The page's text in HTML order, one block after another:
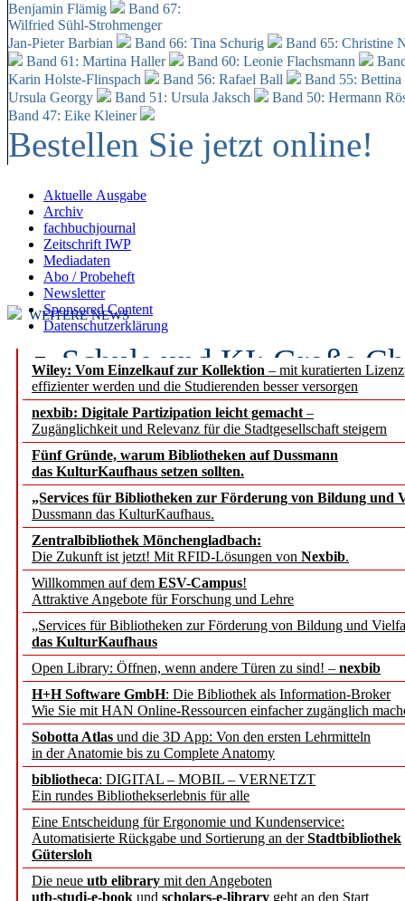
Benjamin Flämig
Band 67:
Wilfried Sühl-Strohmenger
Jan-Pieter Barbian
Band 66: Tina Schurig
Band 65: Christine
Band 61: Martina Haller
Band 60: Leonie Flachsmann
Karin Holste-Flinspach
Band 56: Rafael Ball
Band 55:
Ursula Georgy
Band 51: Ursula Jaksch Band 50: Hermann
Band 47: Eike Kleiner
Bestellen Sie jetzt online!
Aktuelle Ausgabe
Archiv
fachbuchjournal
Zeitschrift IWP
Mediadaten
Abo / Probeheft
Newsletter
Sponsored Content
Datenschutzerklärung
Wiley: Vom Einzelkauf zur Kollektion – mit kuratierten
effizienter werden und die Studierenden besser versorgen
nexbib: Digitale Partizipation leicht gemacht –
Zugänglichkeit und Relevanz für die Stadtgesellschaft steigern
Fünf Gründe, warum Bibliotheken auf Dussmann
das KulturKaufhaus setzen sollten.
„Services für Bibliotheken zur Förderung von Bildung und
Dussmann das KulturKaufhaus.
Zentralbibliothek Mönchengladbach:
Die Zukunft ist jetzt! Mit RFID-Lösungen von Nexbib.
Willkommen auf dem ESV-Campus!
Attraktive Angebote für Forschung und Lehre
„Services für Bibliotheken zur Förderung von Bildung und
das KulturKaufhaus
Open Library: Öffnen, wenn andere Türen zu sind! – nexbib
H+H Software GmbH: Die Bibliothek als Information-Broker
Wie Sie mit HAN Online-Ressourcen einfacher zugänglich
Sobotta Atlas und die 3D App: Von den ersten Lehrmitteln
in der Anatomie bis zu Complete Anatomy
bibliotheca: DIGITAL – MOBIL – VERNETZT
Ein rundes Bibliothekserlebnis für alle
Eine Entscheidung für Ergonomie und Kundenservice:
Automatisierte Rückgabe und Sortierung an derStadtbibliothek
Gütersloh
Die neue utb elibrary mit den Angeboten
utb-studi-e-book und scholars-e-library geht an den Start
WEITERE NEWS
Schule und KI: Große
Voraussetzungen
Erfolgreiches erstes
Segment Research –
angepasst
konstruktiv!
Mohr Siebeck
und die Zeitschrift für
Francke Attempto
EBSCO Information
Recherchefunktionen in
Sorbisches Institut neu
Geschichte und